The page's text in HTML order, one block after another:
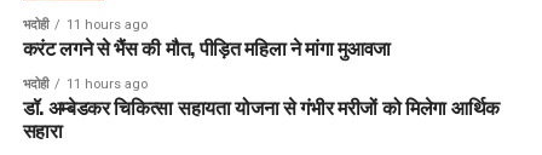
भदोही 11 hours ago
करंट लगने से भैंस की मौत, पीड़ित महिला ने मांगा मुआवजा
भदोही 11 hours ago
डॉ. अम्बेडकर चिकित्सा सहायता योजना से गंभीर मरीजों को मिलेगा आर्थिक
सहारा